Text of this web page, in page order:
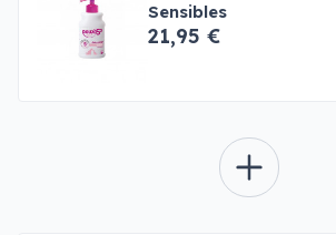
Sensibles
21,95 €